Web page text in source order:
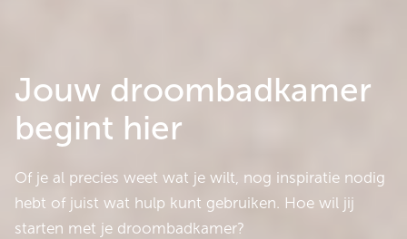
Jouw droombadkamer
begint hier
Of je al precies weet wat je wilt, nog inspiratie nodig
hebt of juist wat hulp kunt gebruiken. Hoe wil jij
starten met je droombadkamer?